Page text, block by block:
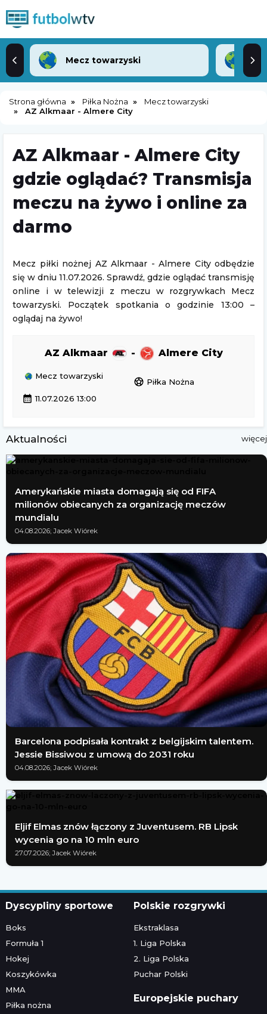
Mecz towarzyski
Strona główna Piłka Nożna
Mecz towarzyski
AZ Alkmaar - Almere City
AZ Alkmaar - Almere City
gdzie oglądać? Transmisja
meczu na żywo i online za
darmo
Mecz piłki nożnej AZ Alkmaar - Almere City odbędzie
się w dniu 11.07.2026. Sprawdź, gdzie oglądać transmisję
online i w telewizji z meczu w rozgrywkach Mecz
towarzyski. Początek spotkania o godzinie 13:00 –
oglądaj na żywo!
AZ Alkmaar - Almere City
Mecz towarzyski
sports_soccer Piłka Nożna
calendar_month 11.07.2026 13:00
Aktualności więcej
Amerykańskie miasta domagają się od FIFA
milionów obiecanych za organizację meczów
mundialu
04.08.2026; Jacek Wiórek
Barcelona podpisała kontrakt z belgijskim talentem.
Jessie Bissiwou z umową do 2031 roku
04.08.2026; Jacek Wiórek
Eljif Elmas znów łączony z Juventusem. RB Lipsk
wycenia go na 10 mln euro
27.07.2026; Jacek Wiórek
Dyscypliny sportowe
Boks
Formuła 1
Hokej
Koszykówka
MMA
Piłka nożna
Polskie rozgrywki
Ekstraklasa
1. Liga Polska
2. Liga Polska
Puchar Polski
Europejskie puchary